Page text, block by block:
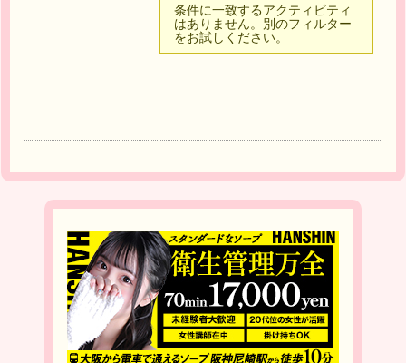
条件に一致するアクティビティ
はありません。別のフィルター
をお試しください。